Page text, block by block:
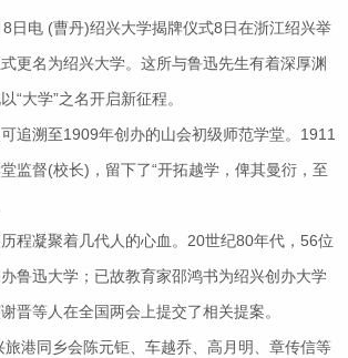
日电 (曹丹)绍兴大学揭牌仪式8日在浙江绍兴举
更名为绍兴大学。这所与鲁迅先生有着深厚渊
“大学”之名开启新征程。
溯至1909年创办的山会初级师范学堂。1911
监督(校长)，留下了“开拓越学，俾其曼衍，至
凝聚着几代人的心血。20世纪80年代，56位
鲁迅大学；已故教育家邵鸿书为绍兴创办大学
晋等人在全国两会上提交了相关提案。
同乡会陈元钜、车越乔、高月明、章传信等